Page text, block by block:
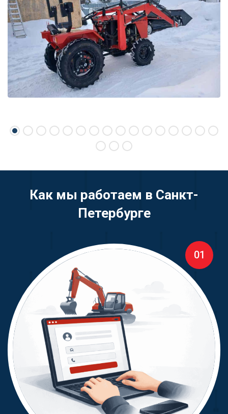
Как мы работаем в Санкт-
Петербурге
01